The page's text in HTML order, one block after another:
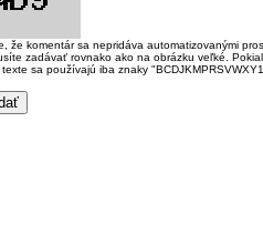
že komentár sa nepridáva automatizovanými
zadávať rovnako ako na obrázku veľké.
sa používajú iba znaky